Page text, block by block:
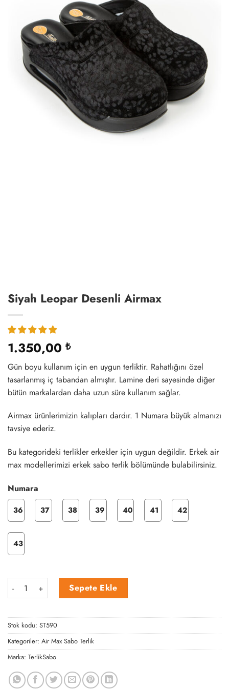
Siyah Leopar Desenli Airmax
1.350,00 ₺
Gün boyu kullanım için en uygun terliktir. Rahatlığını özel
tasarlanmış iç tabandan almıştır. Lamine deri sayesinde diğer
bütün markalardan daha uzun süre kullanım sağlar.
Airmax ürünlerimizin kalıpları dardır. 1 Numara büyük almanızı
tavsiye ederiz.
Bu kategorideki terlikler erkekler için uygun değildir. Erkek air
max modellerimizi erkek sabo terlik bölümünde bulabilirsiniz.
Numara
36 37 38 39 40 41 42
43
Siyah Leopar Desenli Airmax adet
Sepete Ekle
Stok kodu: ST590
Kategoriler: Air Max Sabo Terlik
Marka: TerlikSabo